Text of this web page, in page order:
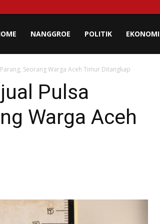
NANGGROE POLITIK EKONOMI
Seorang Warga Aceh Timur Ditangkap
Pulsa
Warga Aceh